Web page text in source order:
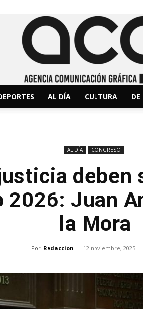
Noticias
AL DÍA CULTURA DE
AL DÍA CONGRESO
deben
2026: Juan
la Mora
Por Redaccion - 12 noviembre, 2025